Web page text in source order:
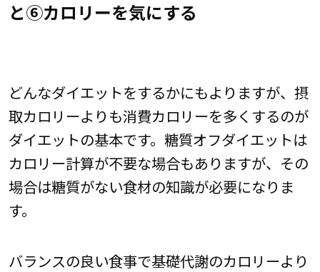
と⑥カロリーを気にする
どんなダイエットをするかにもよりますが、摂
取カロリーよりも消費カロリーを多くするのが
ダイエットの基本です。糖質オフダイエットは
カロリー計算が不要な場合もありますが、その
場合は糖質がない食材の知識が必要になりま
す。
バランスの良い食事で基礎代謝のカロリーより